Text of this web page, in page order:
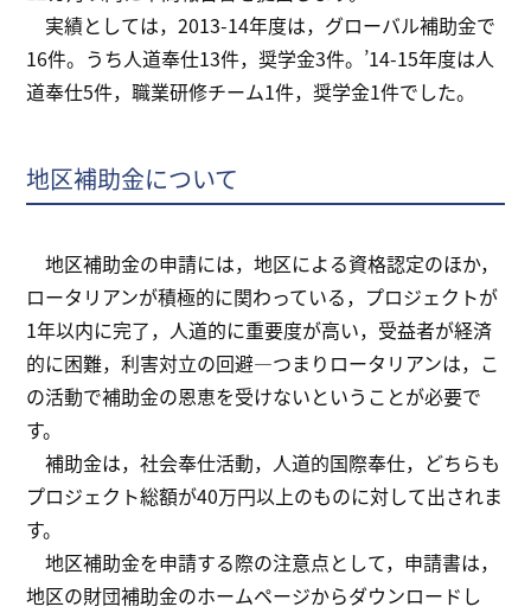
実績としては，2013-14年度は，グローバル補助金で
16件。うち人道奉仕13件，奨学金3件。’14-15年度は人
道奉仕5件，職業研修チーム1件，奨学金1件でした。
地区補助金について
地区補助金の申請には，地区による資格認定のほか，
ロータリアンが積極的に関わっている，プロジェクトが
1年以内に完了，人道的に重要度が高い，受益者が経済
的に困難，利害対立の回避―つまりロータリアンは，こ
の活動で補助金の恩恵を受けないということが必要で
す。
補助金は，社会奉仕活動，人道的国際奉仕，どちらも
プロジェクト総額が40万円以上のものに対して出されま
す。
地区補助金を申請する際の注意点として，申請書は，
地区の財団補助金のホームページからダウンロードし